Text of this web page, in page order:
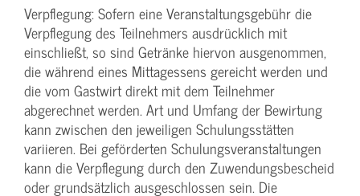
Verpflegung: Sofern eine Veranstaltungs­gebühr die
Verpflegung des Teilnehmers ausdrücklich mit
einschließt, so sind Getränke hiervon ausgenommen,
die während eines Mittagessens gereicht werden und
die vom Gastwirt direkt mit dem Teilnehmer
abgerechnet werden. Art und Umfang der Bewirtung
kann zwischen den jeweiligen Schulungsstätten
variieren. Bei geförderten Schulungs­veranstaltungen
kann die Verpflegung durch den Zuwendungs­bescheid
oder grundsätzlich ausgeschlossen sein. Die